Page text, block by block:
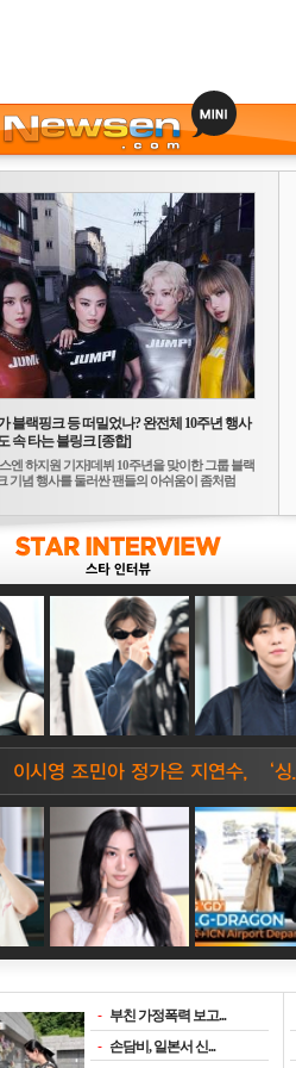
블랙핑크 등 떠밀었나? 완전체 10주년 행사
속 타는 블링크 [종합]
엔 하지원 기자]데뷔 10주년을 맞이한 그룹 블랙
기념 행사를 둘러싼 팬들의 아쉬움이 좀처럼
- 부친 가정폭력 보고...
- 손담비, 일본서 신...